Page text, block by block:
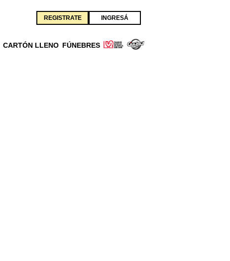
REGISTRATE INGRESÁ
CARTÓN LLENO FÚNEBRES